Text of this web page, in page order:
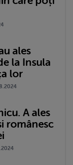
ales
la Insula
lor
A ales
românesc